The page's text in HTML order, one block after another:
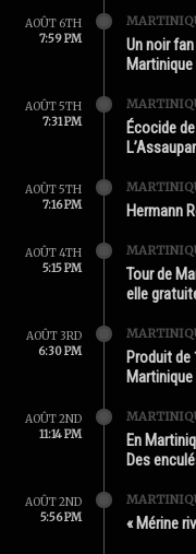
AOÛT 6TH
7:59 PM
Un noir
AOÛT 5TH
7:31 PM
Écocide
AOÛT 5TH
7:16 PM
Hermann
AOÛT 4TH
5:15 PM
Tour de
elle
AOÛT 3RD
6:30 PM
Produit
Martinique
AOÛT 2ND
11:14 PM
En
Des
AOÛT 2ND
5:56 PM
« Mérine